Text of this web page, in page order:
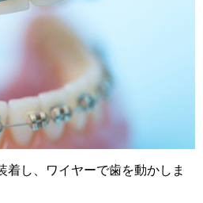
着し、ワイヤーで歯を動かしま